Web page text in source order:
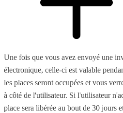
Une fois que vous avez envoyé une
électronique, celle-ci est valable
les places seront occupées et vous
à côté de l'utilisateur. Si l'utilisateur
place sera libérée au bout de 30 jours